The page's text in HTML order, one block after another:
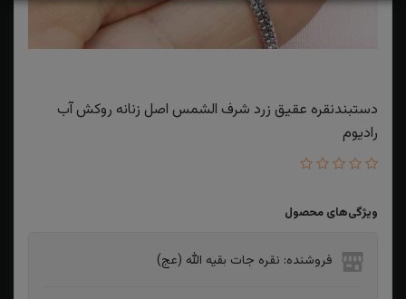
دستبندنقره عقیق زرد شرف الشمس اصل زنانه روکش آب
رادیوم
ویژگی‌های محصول
فروشنده: نقره جات بقیه الله (عج)